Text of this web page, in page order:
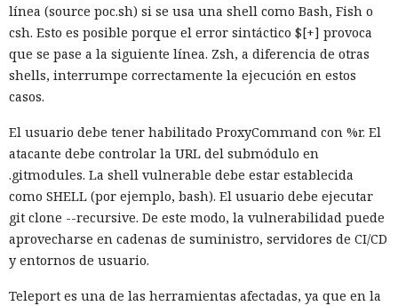
línea (source poc.sh) si se usa una shell como Bash, Fish o
csh. Esto es posible porque el error sintáctico $[+] provoca
que se pase a la siguiente línea. Zsh, a diferencia de otras
shells, interrumpe correctamente la ejecución en estos
casos.
El usuario debe tener habilitado ProxyCommand con %r. El
atacante debe controlar la URL del submódulo en
.gitmodules. La shell vulnerable debe estar establecida
como SHELL (por ejemplo, bash). El usuario debe ejecutar
git clone --recursive. De este modo, la vulnerabilidad puede
aprovecharse en cadenas de suministro, servidores de CI/CD
y entornos de usuario.
Teleport es una de las herramientas afectadas, ya que en la